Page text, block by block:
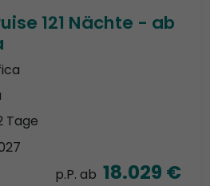
121 Nächte - ab
Tage
p.P. ab 18.029 €